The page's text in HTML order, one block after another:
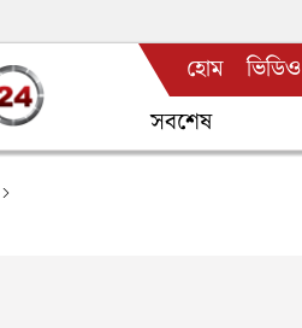
হোম ভিডিও
সবশেষ